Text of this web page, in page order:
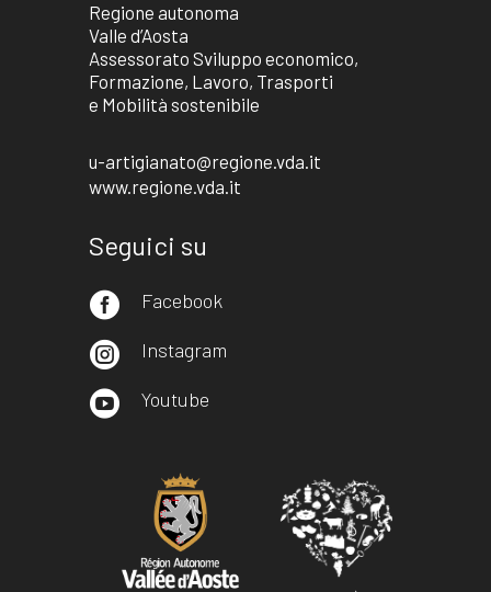
Regione autonoma
Valle d’Aosta
Assessorato Sviluppo economico,
Formazione, Lavoro, Trasporti
e Mobilità sostenibile
u-artigianato@regione.vda.it
www.regione.vda.it
Seguici su
 Facebook
 Instagram
 Youtube